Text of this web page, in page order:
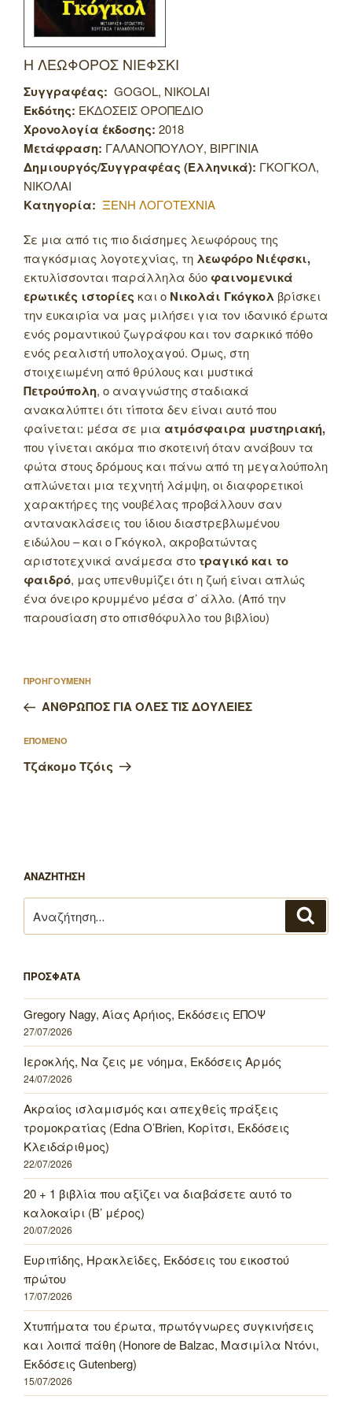
Η ΛΕΩΦΟΡΟΣ ΝΙΕΦΣΚΙ
Συγγραφέας: GOGOL, NIKOLAI
Εκδότης: ΕΚΔΟΣΕΙΣ ΟΡΟΠΕΔΙΟ
Χρονολογία έκδοσης: 2018
Μετάφραση: ΓΑΛΑΝΟΠΟΥΛΟΥ, ΒΙΡΓΙΝΙΑ
Δημιουργός/Συγγραφέας (Ελληνικά): ΓΚΟΓΚΟΛ,
ΝΙΚΟΛΑΙ
Κατηγορία: ΞΕΝΗ ΛΟΓΟΤΕΧΝΙΑ
Σε μια από τις πιο διάσημες λεωφόρους της
παγκόσμιας λογοτεχνίας, τη λεωφόρο Νιέφσκι,
εκτυλίσσονται παράλληλα δύο φαινομενικά
ερωτικές ιστορίες και ο Νικολάι Γκόγκολ βρίσκει
την ευκαιρία να μας μιλήσει για τον ιδανικό έρωτα
ενός ρομαντικού ζωγράφου και τον σαρκικό πόθο
ενός ρεαλιστή υπολοχαγού. Όμως, στη
στοιχειωμένη από θρύλους και μυστικά
Πετρούπολη, ο αναγνώστης σταδιακά
ανακαλύπτει ότι τίποτα δεν είναι αυτό που
φαίνεται: μέσα σε μια ατμόσφαιρα μυστηριακή,
που γίνεται ακόμα πιο σκοτεινή όταν ανάβουν τα
φώτα στους δρόμους και πάνω από τη μεγαλούπολη
απλώνεται μια τεχνητή λάμψη, οι διαφορετικοί
χαρακτήρες της νουβέλας προβάλλουν σαν
αντανακλάσεις του ίδιου διαστρεβλωμένου
ειδώλου – και ο Γκόγκολ, ακροβατώντας
αριστοτεχνικά ανάμεσα στο τραγικό και το
φαιδρό, μας υπενθυμίζει ότι η ζωή είναι απλώς
ένα όνειρο κρυμμένο μέσα σ’ άλλο. (Από την
παρουσίαση στο οπισθόφυλλο του βιβλίου)
άρθρων
Προηγούμενο
άρθρο
ΠΡΟΗΓΟΥΜΕΝΗ
ΑΝΘΡΩΠΟΣ ΓΙΑ ΟΛΕΣ ΤΙΣ ΔΟΥΛΕΙΕΣ
Επόμενο
άρθρο
ΕΠΟΜΕΝΟ
Τζάκομο Τζόις
ΑΝΑΖΗΤΗΣΗ
για:
ΠΡΟΣΦΑΤΑ
Gregory Nagy, Αίας Αρήιος, Εκδόσεις ΕΠΟΨ
27/07/2026
Ιεροκλής, Να ζεις με νόημα, Εκδόσεις Αρμός
24/07/2026
Ακραίος ισλαμισμός και απεχθείς πράξεις
τρομοκρατίας (Edna O’Brien, Κορίτσι, Εκδόσεις
Κλειδάριθμος)
22/07/2026
20 + 1 βιβλία που αξίζει να διαβάσετε αυτό το
καλοκαίρι (Β’ μέρος)
20/07/2026
Ευριπίδης, Ηρακλείδες, Εκδόσεις του εικοστού
πρώτου
17/07/2026
Χτυπήματα του έρωτα, πρωτόγνωρες συγκινήσεις
και λοιπά πάθη (Honore de Balzac, Μασιμίλα Ντόνι,
Εκδόσεις Gutenberg)
15/07/2026